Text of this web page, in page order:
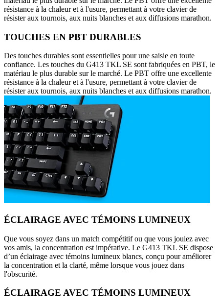
résistance à la chaleur et à l'usure, permettant à votre clavier de
résister aux tournois, aux nuits blanches et aux diffusions marathon.
TOUCHES EN PBT DURABLES
Des touches durables sont essentielles pour une saisie en toute
confiance. Les touches du G413 TKL SE sont fabriquées en PBT, le
matériau le plus durable sur le marché. Le PBT offre une excellente
résistance à la chaleur et à l'usure, permettant à votre clavier de
résister aux tournois, aux nuits blanches et aux diffusions marathon.
ÉCLAIRAGE AVEC TÉMOINS LUMINEUX
Que vous soyez dans un match compétitif ou que vous jouiez avec
vos amis, la concentration est impérative. Le G413 TKL SE dispose
d’un éclairage avec témoins lumineux blancs, conçu pour améliorer
la concentration et la clarté, même lorsque vous jouez dans
l'obscurité.
ÉCLAIRAGE AVEC TÉMOINS LUMINEUX